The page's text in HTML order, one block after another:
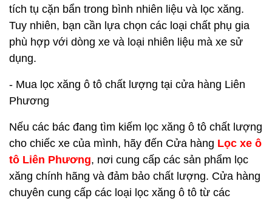
tích tụ cặn bẩn trong bình nhiên liệu và lọc xăng.
Tuy nhiên, bạn cần lựa chọn các loại chất phụ gia
phù hợp với dòng xe và loại nhiên liệu mà xe sử
dụng.
- Mua lọc xăng ô tô chất lượng tại cửa hàng Liên
Phương
Nếu các bác đang tìm kiếm lọc xăng ô tô chất lượng
cho chiếc xe của mình, hãy đến Cửa hàng Lọc xe ô
tô Liên Phương, nơi cung cấp các sản phẩm lọc
xăng chính hãng và đảm bảo chất lượng. Cửa hàng
chuyên cung cấp các loại lọc xăng ô tô từ các